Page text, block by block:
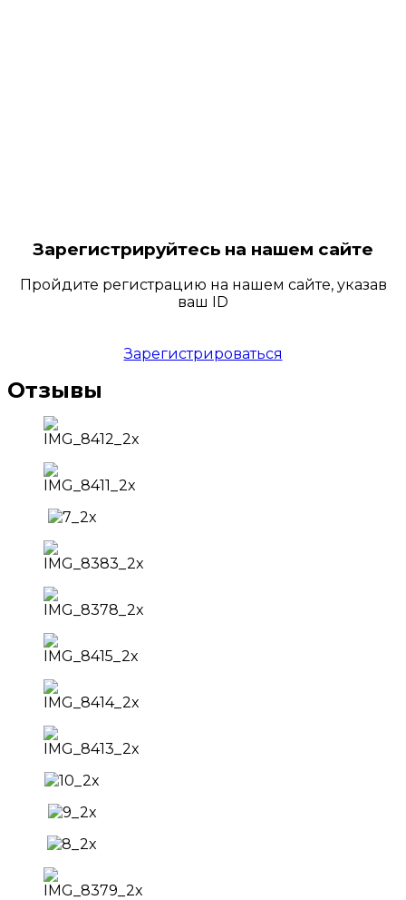
Зарегистрируйтесь на нашем сайте
Пройдите регистрацию на нашем сайте, указав
ваш ID
Зарегистрироваться
Отзывы